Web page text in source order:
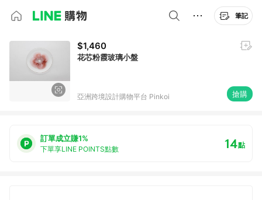
筆記
$1,460
花芯粉霞玻璃小盤
亞洲跨境設計購物平台 Pinkoi 搶購
訂單成立賺1%
下單享LINE POINTS點數 14點